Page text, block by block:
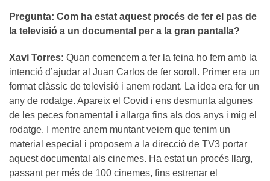
Pregunta: Com ha estat aquest procés de fer el pas de
la televisió a un documental per a la gran pantalla?
Xavi Torres: Quan comencem a fer la feina ho fem amb la
intenció d’ajudar al Juan Carlos de fer soroll. Primer era un
format clàssic de televisió i anem rodant. La idea era fer un
any de rodatge. Apareix el Covid i ens desmunta algunes
de les peces fonamental i allarga fins als dos anys i mig el
rodatge. I mentre anem muntant veiem que tenim un
material especial i proposem a la direcció de TV3 portar
aquest documental als cinemes. Ha estat un procés llarg,
passant per més de 100 cinemes, fins estrenar el